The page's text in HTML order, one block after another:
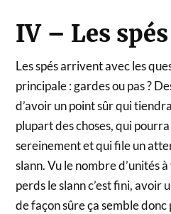
IV – Les
Les spés arrivent avec les
principale : gardes ou pas ?
d’avoir un point sûr qui
plupart des choses, qui
sereinement et qui file un
slann. Vu le nombre d’unités
perds le slann c’est fini, avoir
de façon sûre ça semble donc